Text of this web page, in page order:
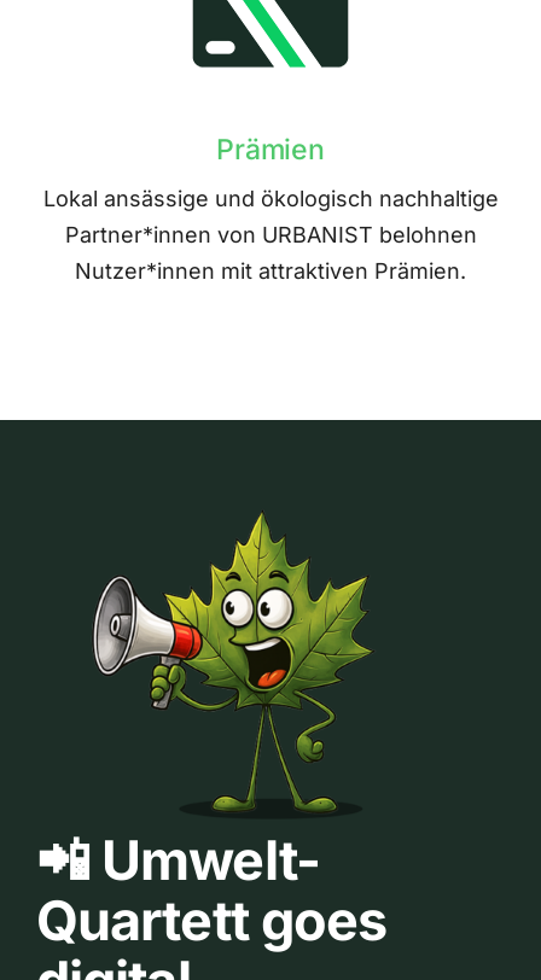
Prämien
Lokal ansässige und ökologisch nachhaltige
Partner*innen von URBANIST belohnen
Nutzer*innen mit attraktiven Prämien.
📲 Umwelt-
Quartett goes